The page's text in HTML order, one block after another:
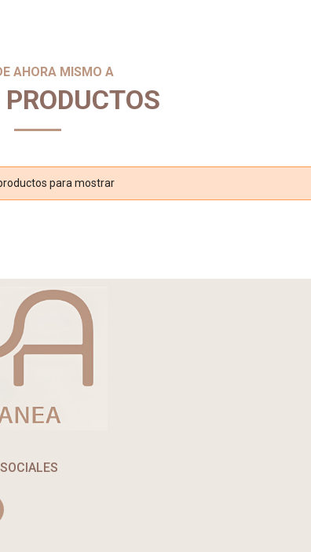
AHORA MISMO A
para mostrar